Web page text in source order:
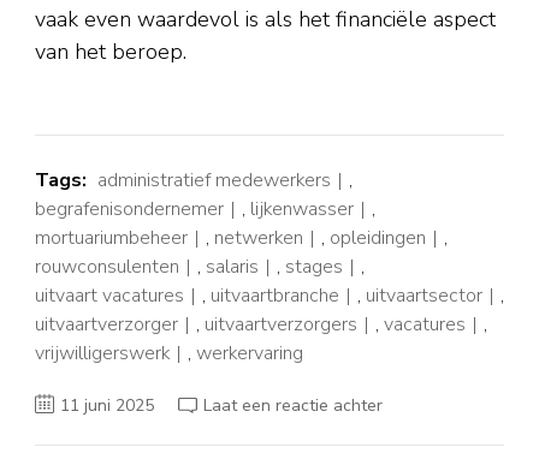
vaak even waardevol is als het financiële aspect
van het beroep.
Tags: administratief medewerkers
,
begrafenisondernemer
, lijkenwasser
,
mortuariumbeheer
, netwerken , opleidingen
,
rouwconsulenten
, salaris , stages
,
uitvaart vacatures
, uitvaartbranche , uitvaartsector
,
uitvaartverzorger
, uitvaartverzorgers , vacatures
,
vrijwilligerswerk
, werkervaring
11 juni 2025 Laat een reactie achterop